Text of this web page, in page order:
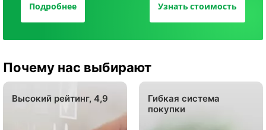
Подробнее Узнать стоимость
Почему нас выбирают
Высокий рейтинг, 4,9
Гибкая система
покупки